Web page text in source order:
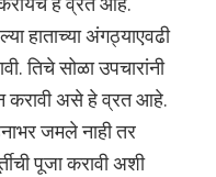
हाताच्या अंगठ्याएवढी
तिचे सोळा उपचारांनी
करावी असे हे व्रत आहे.
जमले नाही तर
पूजा करावी अशी